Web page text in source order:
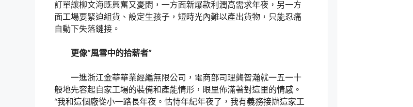
訂單讓柳文海既興奮又憂悶，一方面新爆款利潤高需求年夜，另一方
面工場要緊迫組貨、設定生孩子，短時光內難以產出貨物，只能忍痛
自動下失落鏈接。
更像“風雪中的拾薪者”
一進浙江金華華業經編無限公司，電商部司理龔智瀚就一五一十
般地先容起自家工場的裝備和產能情形，眼里佈滿著對這里的情感。
“我和這個廠從小一路長年夜。怙恃年紀年夜了，我有義務接辦這家工